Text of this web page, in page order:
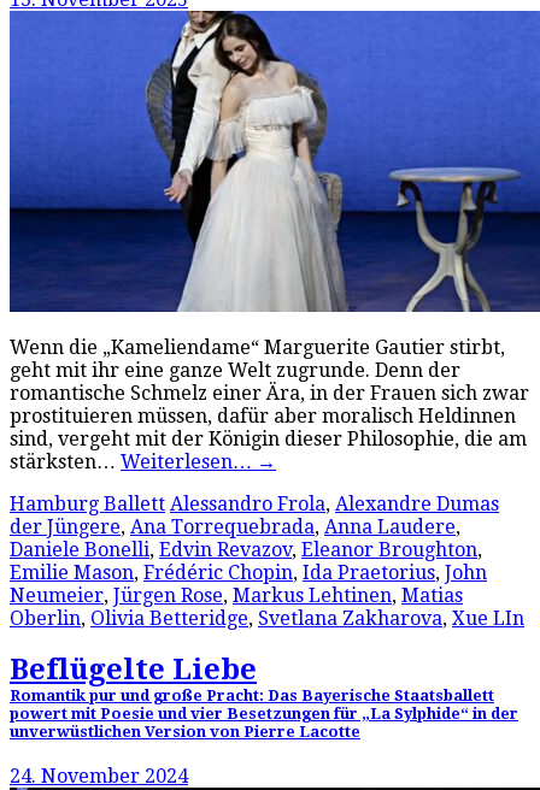
Wenn die „Kameliendame“ Marguerite Gautier stirbt,
geht mit ihr eine ganze Welt zugrunde. Denn der
romantische Schmelz einer Ära, in der Frauen sich zwar
prostituieren müssen, dafür aber moralisch Heldinnen
sind, vergeht mit der Königin dieser Philosophie, die am
stärksten… Weiterlesen… →
Hamburg Ballett Alessandro Frola, Alexandre Dumas
der Jüngere, Ana Torrequebrada, Anna Laudere,
Daniele Bonelli, Edvin Revazov, Eleanor Broughton,
Emilie Mason, Frédéric Chopin, Ida Praetorius, John
Neumeier, Jürgen Rose, Markus Lehtinen, Matias
Oberlin, Olivia Betteridge, Svetlana Zakharova, Xue LIn
Beflügelte Liebe
Romantik pur und große Pracht: Das Bayerische Staatsballett
powert mit Poesie und vier Besetzungen für „La Sylphide“ in der
unverwüstlichen Version von Pierre Lacotte
24. November 2024